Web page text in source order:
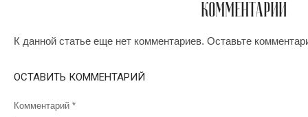
КОММЕНТАРИИ
К данной статье еще нет комментариев. Оставьте
ОСТАВИТЬ КОММЕНТАРИЙ
Комментарий *